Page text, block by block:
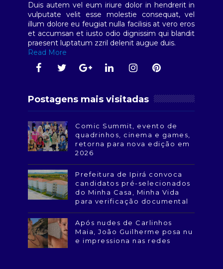
Duis autem vel eum iriure dolor in hendrerit in
vulputate velit esse molestie consequat, vel
illum dolore eu feugiat nulla facilisis at vero eros
et accumsan et iusto odio dignissim qui blandit
praesent luptatum zzril delenit augue duis.
Read More
Postagens mais visitadas
Comic Summit, evento de
quadrinhos, cinema e games,
retorna para nova edição em
2026
Prefeitura de Ipirá convoca
candidatos pré-selecionados
do Minha Casa, Minha Vida
para verificação documental
Após nudes de Carlinhos
Maia, João Guilherme posa nu
e impressiona nas redes